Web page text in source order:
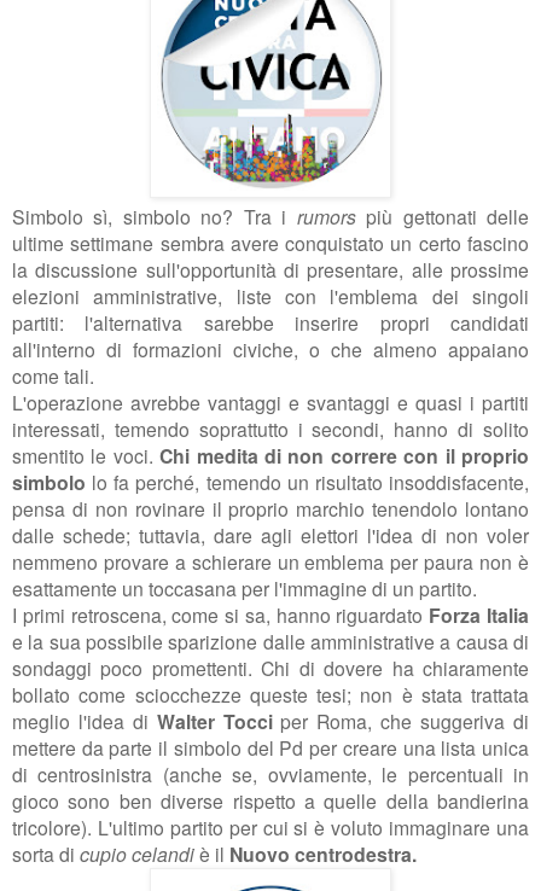
Simbolo sì, simbolo no? Tra i rumors più gettonati delle
ultime settimane sembra avere conquistato un certo fascino
la discussione sull'opportunità di presentare, alle prossime
elezioni amministrative, liste con l'emblema dei singoli
partiti: l'alternativa sarebbe inserire propri candidati
all'interno di formazioni civiche, o che almeno appaiano
come tali.
L'operazione avrebbe vantaggi e svantaggi e quasi i partiti
interessati, temendo soprattutto i secondi, hanno di solito
smentito le voci.Chi medita di non correre con il proprio
simbolo lo fa perché, temendo un risultato insoddisfacente,
pensa di non rovinare il proprio marchio tenendolo lontano
dalle schede; tuttavia, dare agli elettori l'idea di non voler
nemmeno provare a schierare un emblema per paura non è
esattamente un toccasana per l'immagine di un partito.
I primi retroscena, come si sa, hanno riguardato Forza Italia
e la sua possibile sparizione dalle amministrative a causa di
sondaggi poco promettenti. Chi di dovere ha chiaramente
bollato come sciocchezze queste tesi; non è stata trattata
meglio l'idea di Walter Tocci per Roma, che suggeriva di
mettere da parte il simbolo del Pd per creare una lista unica
di centrosinistra (anche se, ovviamente, le percentuali in
gioco sono ben diverse rispetto a quelle della bandierina
tricolore). L'ultimo partito per cui si è voluto immaginare una
sorta di cupio celandiè il Nuovo centrodestra.